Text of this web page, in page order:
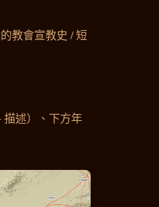
教會宣教史 / 短
描述）、下方年